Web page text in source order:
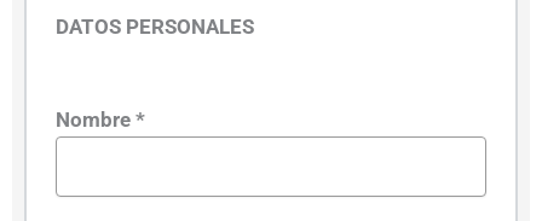
DATOS PERSONALES
Nombre *